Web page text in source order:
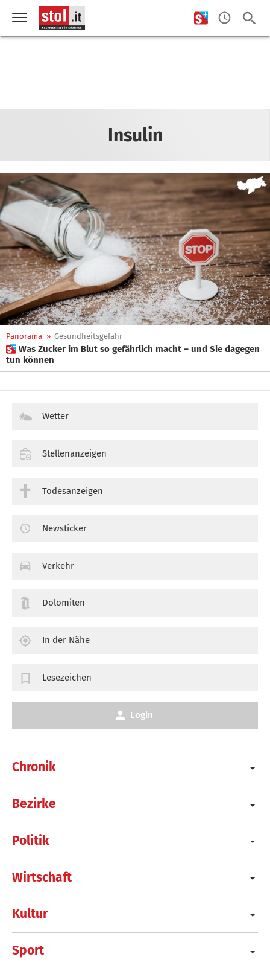
Insulin
Panorama » Gesundheitsgefahr
 Was Zucker im Blut so gefährlich macht – und Sie dagegen
tun können
Chronik
Bezirke
Politik
Wirtschaft
Kultur
Sport
Wetter
Stellenanzeigen
Todesanzeigen
Newsticker
Verkehr
Dolomiten
In der Nähe
Lesezeichen
Login